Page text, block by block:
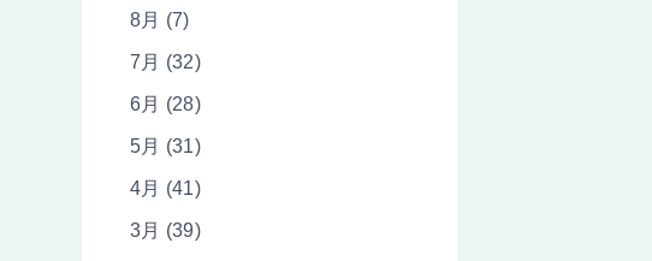
8月 (7)
7月 (32)
6月 (28)
5月 (31)
4月 (41)
3月 (39)